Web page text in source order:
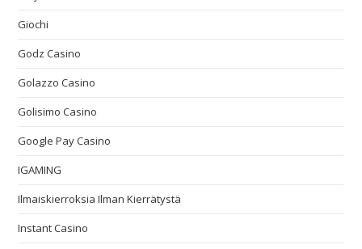
Giochi
Godz Casino
Golazzo Casino
Golisimo Casino
Google Pay Casino
IGAMING
Ilmaiskierroksia Ilman Kierrätystä
Instant Casino